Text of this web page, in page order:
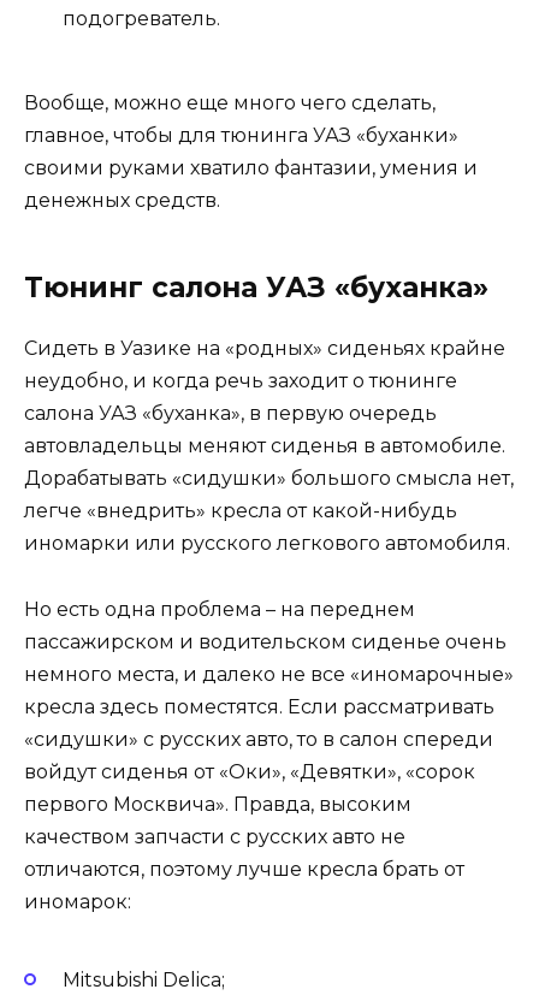
подогреватель.
Вообще, можно еще много чего сделать,
главное, чтобы для тюнинга УАЗ «буханки»
своими руками хватило фантазии, умения и
денежных средств.
Тюнинг салона УАЗ «буханка»
Сидеть в Уазике на «родных» сиденьях крайне
неудобно, и когда речь заходит о тюнинге
салона УАЗ «буханка», в первую очередь
автовладельцы меняют сиденья в автомобиле.
Дорабатывать «сидушки» большого смысла нет,
легче «внедрить» кресла от какой-нибудь
иномарки или русского легкового автомобиля.
Но есть одна проблема – на переднем
пассажирском и водительском сиденье очень
немного места, и далеко не все «иномарочные»
кресла здесь поместятся. Если рассматривать
«сидушки» с русских авто, то в салон спереди
войдут сиденья от «Оки», «Девятки», «сорок
первого Москвича». Правда, высоким
качеством запчасти с русских авто не
отличаются, поэтому лучше кресла брать от
иномарок:
Mitsubishi Delica;